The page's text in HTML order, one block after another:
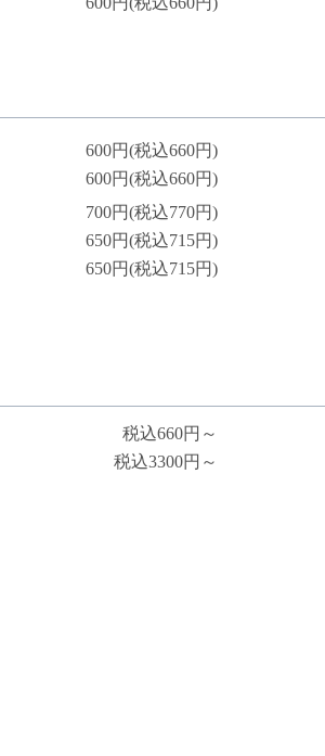
600円(税込660円)
600円(税込660円)
700円(税込770円)
650円(税込715円)
650円(税込715円)
税込660円～
税込3300円～